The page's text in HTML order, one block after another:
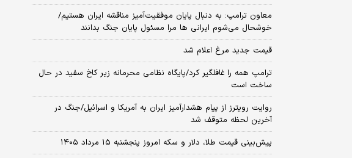
معاون ترامپ: به دنبال پایان موفقیت‌آمیز مناقشه ایران هستیم/
خوشحال می‌شوم ایرانی ها مرا مسئول پایان جنگ بدانند
قیمت جدید مرغ اعلام شد
ترامپ همه را غافلگیر کرد/پایگاه نظامی محرمانه زیر کاخ سفید در حال
ساخت است
روایت رویترز از پیام هشدارآمیز ایران به آمریکا و اسرائیل/جنگ در
آخرین لحظه متوقف شد
پیش‌بینی قیمت طلا، دلار و سکه امروز پنجشنبه ۱۵ مرداد ۱۴۰۵